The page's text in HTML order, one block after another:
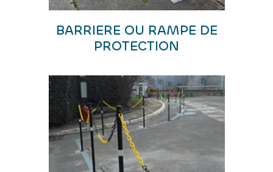
BARRIERE OU RAMPE DE
PROTECTION